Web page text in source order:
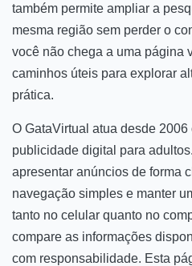
também permite ampliar a
mesma região sem perder o
você não chega a uma página
caminhos úteis para explorar
prática.
O GataVirtual atua desde
publicidade digital para
apresentar anúncios de forma
navegação simples e manter
tanto no celular quanto no
compare as informações
com responsabilidade. Esta